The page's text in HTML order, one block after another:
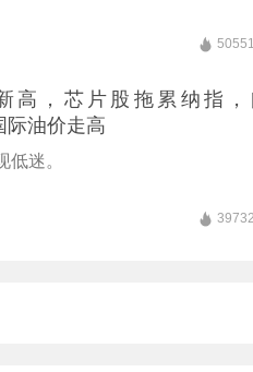
50551
高，芯片股拖累纳指，
际油价走高
迷。
39732